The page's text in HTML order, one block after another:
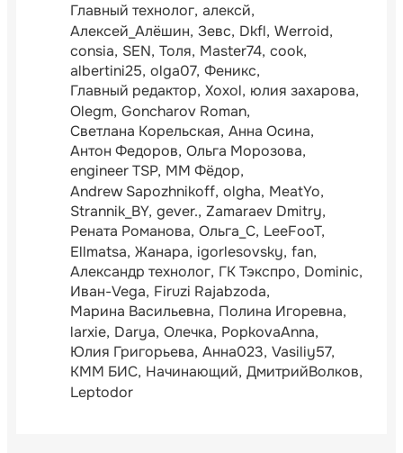
Главный технолог алексй
Алексей_Алёшин Зевс Dkfl Werroid
consia SEN Толя Master74 cook
albertini25 olga07 Феникс
Главный редактор Xoxol юлия захарова
Olegm Goncharov Roman
Светлана Корельская Анна Осина
Антон Федоров Ольга Морозова
engineer TSP ММ Фёдор
Andrew Sapozhnikoff olgha MeatYo
Strannik_BY gever. Zamaraev Dmitry
Рената Романова Ольга_С LeeFooT
Ellmatsa Жанара igorlesovsky fan
Александр технолог ГК Тэкспро Dominic
Иван-Vega Firuzi Rajabzoda
Марина Васильевна Полина Игоревна
larxie Darya Олечка PopkovaAnna
Юлия Григорьева Анна023 Vasiliy57
КММ БИС Начинающий ДмитрийВолков
Leptodor